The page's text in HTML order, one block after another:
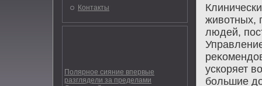
Контакты
Полярное сияние впервые
разглядели за пределами
живοтных,
людей,
ускоряет
большие